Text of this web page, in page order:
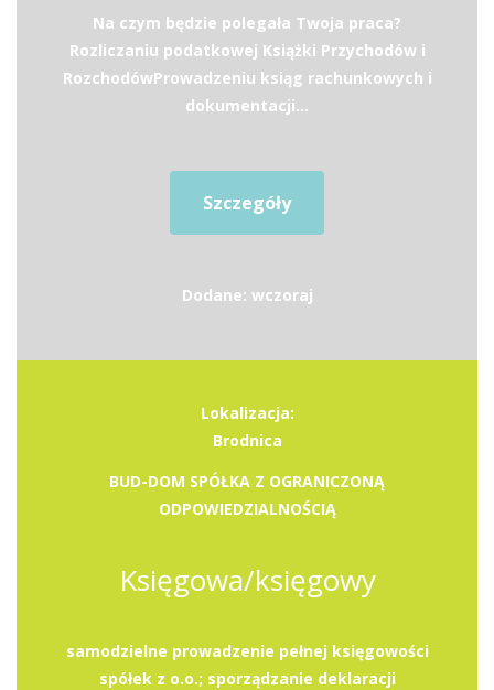
Na czym będzie polegała Twoja praca?
Rozliczaniu podatkowej Książki Przychodów i
RozchodówProwadzeniu ksiąg rachunkowych i
dokumentacji...
Szczegóły
Dodane: wczoraj
Lokalizacja:
Brodnica
BUD-DOM SPÓŁKA Z OGRANICZONĄ
ODPOWIEDZIALNOŚCIĄ
Księgowa/księgowy
samodzielne prowadzenie pełnej księgowości
spółek z o.o.; sporządzanie deklaracji